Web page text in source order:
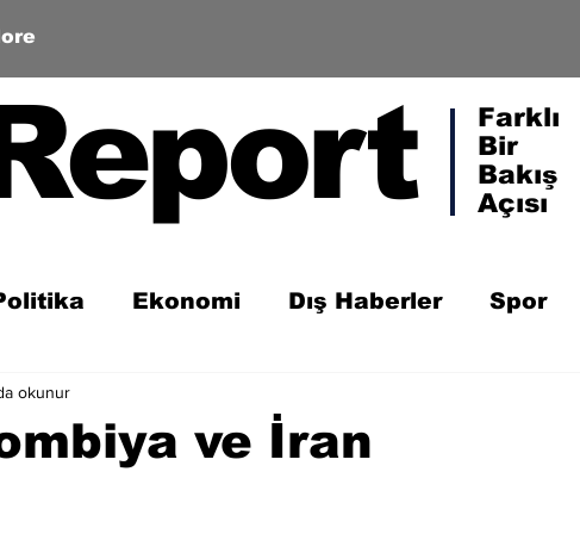
Farklı
Bir
Bakış
Açısı
Ekonomi Dış Haberler Spor
ve İran
okunur